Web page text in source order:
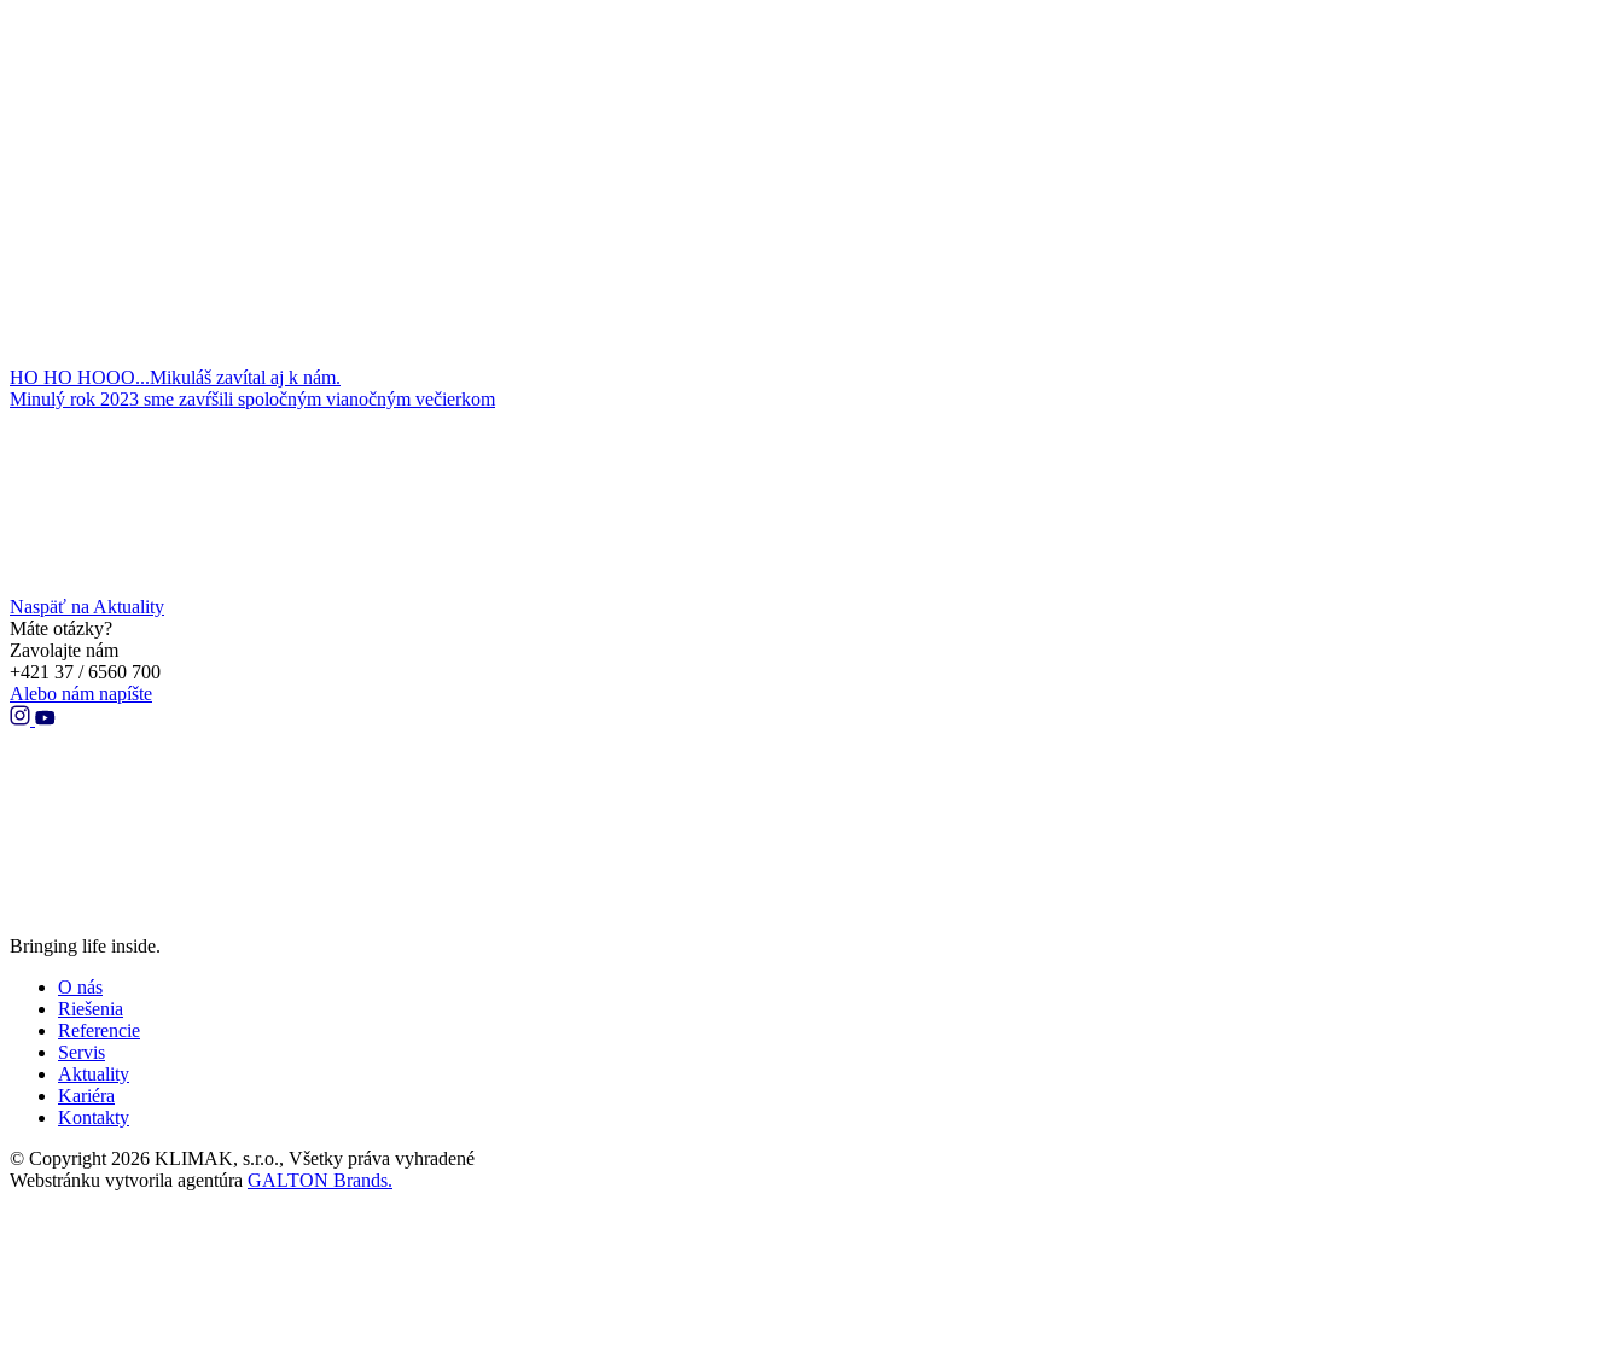
HO HO HOOO...Mikuláš zavítal aj k nám.
Minulý rok 2023 sme zavŕšili spoločným vianočným večierkom
Naspäť na Aktuality
Máte otázky?
Zavolajte nám
+421 37 / 6560 700
Alebo nám napíšte
Bringing life inside.
O nás
Riešenia
Referencie
Servis
Aktuality
Kariéra
Kontakty
© Copyright 2026 KLIMAK, s.r.o., Všetky práva vyhradené
Webstránku vytvorila agentúra GALTON Brands.